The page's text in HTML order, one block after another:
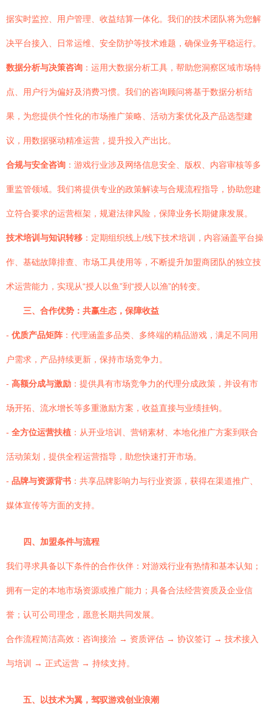
据实时监控、用户管理、收益结算一体化。我们的技术团队将为您解
决平台接入、日常运维、安全防护等技术难题，确保业务平稳运行。
数据分析与决策咨询 ：运用大数据分析工具，帮助您洞察区域市场特
点、用户行为偏好及消费习惯。我们的咨询顾问将基于数据分析结
果，为您提供个性化的市场推广策略、活动方案优化及产品选型建
议，用数据驱动精准运营，提升投入产出比。
合规与安全咨询 ：游戏行业涉及网络信息安全、版权、内容审核等多
重监管领域。我们将提供专业的政策解读与合规流程指导，协助您建
立符合要求的运营框架，规避法律风险，保障业务长期健康发展。
技术培训与知识转移 ：定期组织线上/线下技术培训，内容涵盖平台操
作、基础故障排查、市场工具使用等，不断提升加盟商团队的独立技
术运营能力，实现从“授人以鱼”到“授人以渔”的转变。
三、合作优势：共赢生态，保障收益
- 优质产品矩阵 ：代理涵盖多品类、多终端的精品游戏，满足不同用
户需求，产品持续更新，保持市场竞争力。
- 高额分成与激励 ：提供具有市场竞争力的代理分成政策，并设有市
场开拓、流水增长等多重激励方案，收益直接与业绩挂钩。
- 全方位运营扶植 ：从开业培训、营销素材、本地化推广方案到联合
活动策划，提供全程运营指导，助您快速打开市场。
- 品牌与资源背书 ：共享品牌影响力与行业资源，获得在渠道推广、
媒体宣传等方面的支持。
四、加盟条件与流程
我们寻求具备以下条件的合作伙伴：对游戏行业有热情和基本认知；
拥有一定的本地市场资源或推广能力；具备合法经营资质及企业信
誉；认可公司理念，愿意长期共同发展。
合作流程简洁高效：咨询接洽 → 资质评估 → 协议签订 → 技术接入
与培训 → 正式运营 → 持续支持。
五、以技术为翼，驾驭游戏创业浪潮